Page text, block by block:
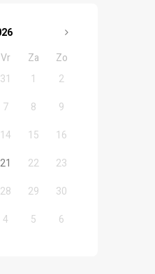
Vr Za
Zo
31 1
2
7 8
9
14 15
16
21 22
23
28 29
30
4 5 6